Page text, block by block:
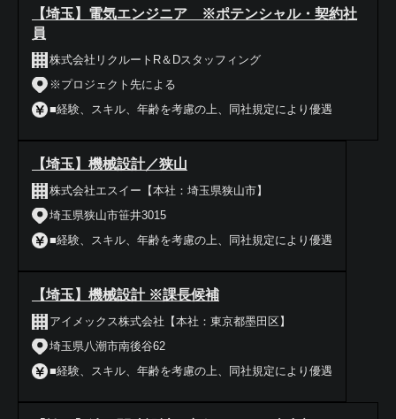
【埼玉】電気エンジニア ※ポテンシャル・契約社
員
株式会社リクルートR＆Dスタッフィング
※プロジェクト先による
■経験、スキル、年齢を考慮の上、同社規定により優遇
【埼玉】機械設計／狭山
株式会社エスイー【本社：埼玉県狭山市】
埼玉県狭山市笹井3015
■経験、スキル、年齢を考慮の上、同社規定により優遇
【埼玉】機械設計 ※課長候補
アイメックス株式会社【本社：東京都墨田区】
埼玉県八潮市南後谷62
■経験、スキル、年齢を考慮の上、同社規定により優遇